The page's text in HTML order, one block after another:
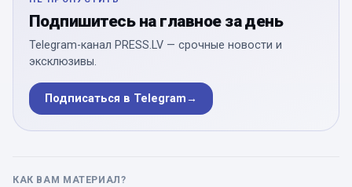
Подпишитесь на главное за день
Telegram-канал PRESS.LV — срочные новости и
эксклюзивы.
Подписаться в Telegram→
КАК ВАМ МАТЕРИАЛ?